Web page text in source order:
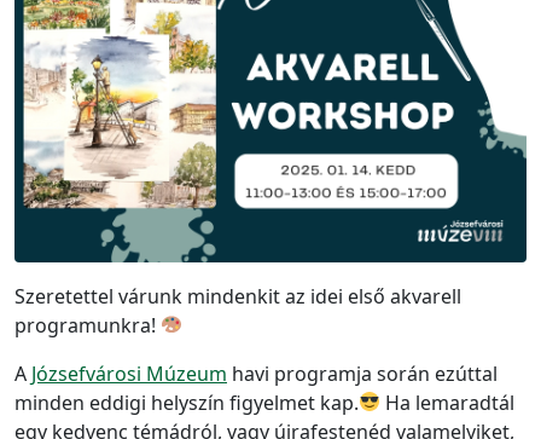
Szeretettel várunk mindenkit az idei első akvarell
programunkra!
A Józsefvárosi Múzeum havi programja során ezúttal
minden eddigi helyszín figyelmet kap.
Ha lemaradtál
egy kedvenc témádról, vagy újrafestenéd valamelyiket,